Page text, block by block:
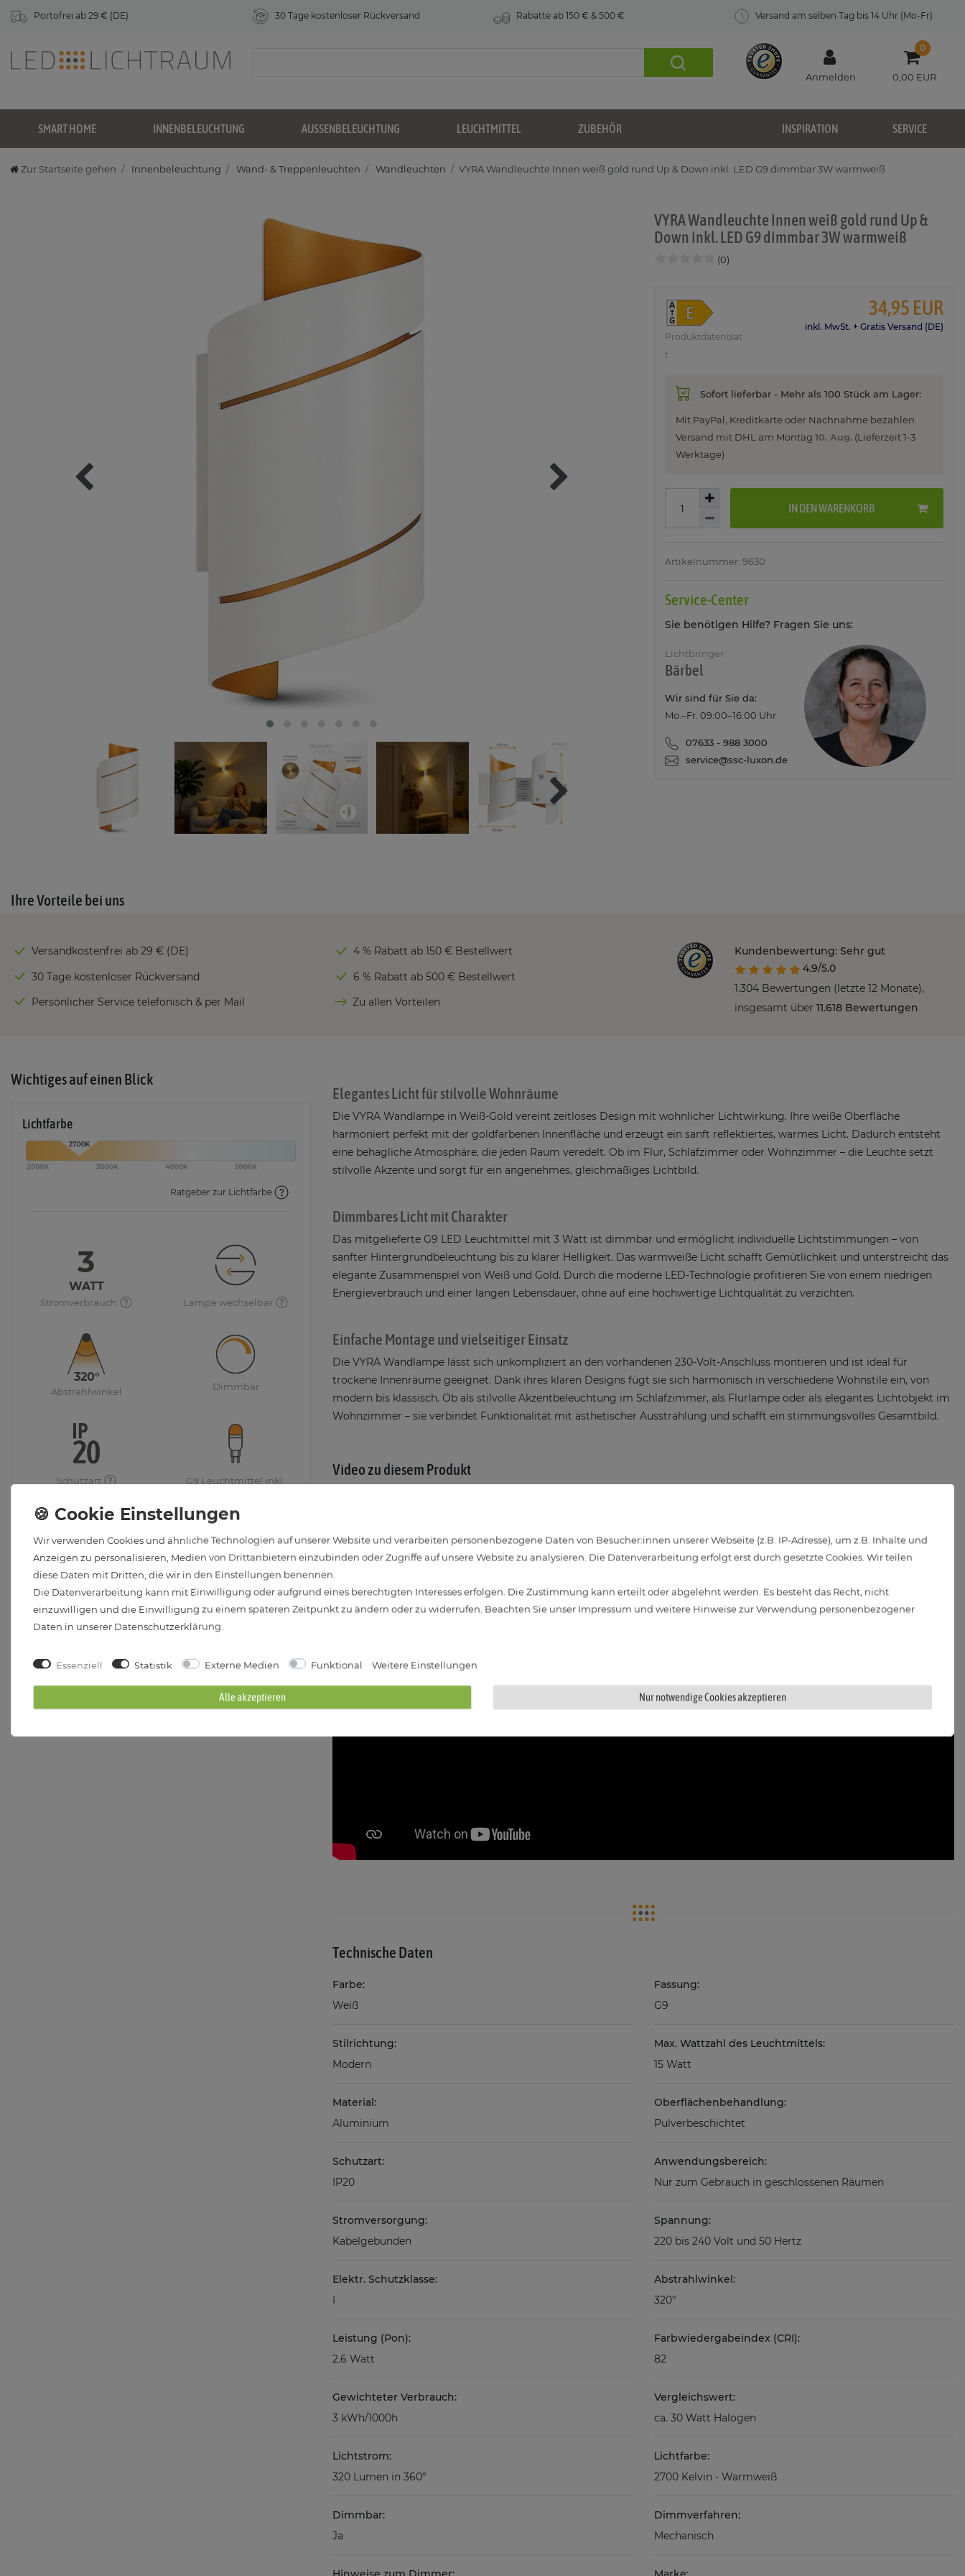
Portofrei ab 29 € (DE) 30 Tage kostenloser Rückversand Rabatte ab 150 € & 500 € Versand am selben Tag bis 14 Uhr (Mo-Fr)
Anmelden
0
0,00 EUR
SMART HOME INNENBELEUCHTUNG AUSSENBELEUCHTUNG LEUCHTMITTEL ZUBEHÖR SERVICE
INSPIRATION
Zur Startseite gehen Innenbeleuchtung Wand- & Treppenleuchten Wandleuchten VYRA Wandleuchte Innen weiß gold rund Up & Down inkl. LED G9 dimmbar 3W warmweiß
VYRA Wandleuchte Innen weiß gold rund Up &
Down inkl. LED G9 dimmbar 3W warmweiß
(0)
Produktdatenblat
t
34,95 EUR
inkl. MwSt. + Gratis Versand (DE)
Sofort lieferbar - Mehr als 100 Stück am Lager:
Mit PayPal, Kreditkarte oder Nachnahme bezahlen.
Versand mit DHL am Montag 10. Aug. (Lieferzeit 1-3
Werktage)
IN DEN WARENKORB
Artikelnummer: 9630
Service-Center
Sie benötigen Hilfe? Fragen Sie uns:
Lichtbringer
Bärbel
Wir sind für Sie da:
Mo.–Fr. 09:00–16:00 Uhr
07633 - 988 3000
service@ssc-luxon.de
Ihre Vorteile bei uns
Versandkostenfrei ab 29 € (DE)
30 Tage kostenloser Rückversand
Persönlicher Service telefonisch & per Mail
4 % Rabatt ab 150 € Bestellwert
6 % Rabatt ab 500 € Bestellwert
Zu allen Vorteilen
Kundenbewertung: Sehr gut
4.9/5.0
1.304 Bewertungen (letzte 12 Monate),
insgesamt über 11.618 Bewertungen
Wichtiges auf einen Blick
Lichtfarbe
Ratgeber zur Lichtfarbe
3
WATT
Stromverbrauch Lampe wechselbar
320°
Abstrahlwinkel Dimmbar
Schutzart G9 Leuchtmittel inkl.
Elegantes Licht für stilvolle Wohnräume
Die VYRA Wandlampe in Weiß-Gold vereint zeitloses Design mit wohnlicher Lichtwirkung. Ihre weiße Oberfläche
harmoniert perfekt mit der goldfarbenen Innenfläche und erzeugt ein sanft reflektiertes, warmes Licht. Dadurch entsteht
eine behagliche Atmosphäre, die jeden Raum veredelt. Ob im Flur, Schlafzimmer oder Wohnzimmer – die Leuchte setzt
stilvolle Akzente und sorgt für ein angenehmes, gleichmäßiges Lichtbild.
Dimmbares Licht mit Charakter
Das mitgelieferte G9 LED Leuchtmittel mit 3 Watt ist dimmbar und ermöglicht individuelle Lichtstimmungen – von
sanfter Hintergrundbeleuchtung bis zu klarer Helligkeit. Das warmweiße Licht schafft Gemütlichkeit und unterstreicht das
elegante Zusammenspiel von Weiß und Gold. Durch die moderne LED-Technologie profitieren Sie von einem niedrigen
Energieverbrauch und einer langen Lebensdauer, ohne auf eine hochwertige Lichtqualität zu verzichten.
Einfache Montage und vielseitiger Einsatz
Die VYRA Wandlampe lässt sich unkompliziert an den vorhandenen 230-Volt-Anschluss montieren und ist ideal für
trockene Innenräume geeignet. Dank ihres klaren Designs fügt sie sich harmonisch in verschiedene Wohnstile ein, von
modern bis klassisch. Ob als stilvolle Akzentbeleuchtung im Schlafzimmer, als Flurlampe oder als elegantes Lichtobjekt im
Wohnzimmer – sie verbindet Funktionalität mit ästhetischer Ausstrahlung und schafft ein stimmungsvolles Gesamtbild.
Video zu diesem Produkt
Technische Daten
Farbe:
Weiß
Fassung:
G9
Stilrichtung:
Modern
Max. Wattzahl des Leuchtmittels:
15 Watt
Material:
Aluminium
Oberflächenbehandlung:
Pulverbeschichtet
Schutzart:
IP20
Anwendungsbereich:
Nur zum Gebrauch in geschlossenen Räumen
Stromversorgung:
Kabelgebunden
Spannung:
220 bis 240 Volt und 50 Hertz
Elektr. Schutzklasse:
I
Abstrahlwinkel:
320°
Leistung (Pon):
2.6 Watt
Farbwiedergabeindex (CRI):
82
Gewichteter Verbrauch:
3 kWh/1000h
Vergleichswert:
ca. 30 Watt Halogen
Lichtstrom:
320 Lumen in 360°
Lichtfarbe:
2700 Kelvin - Warmweiß
Dimmbar:
Ja
Dimmverfahren:
Mechanisch
Wir verwenden Cookies und ähnliche Technologien auf unserer Website und verarbeiten personenbezogene Daten von Besucher:innen unserer Webseite (z.B. IP-Adresse), um z.B. Inhalte und
Anzeigen zu personalisieren, Medien von Drittanbietern einzubinden oder Zugriffe auf unsere Website zu analysieren. Die Datenverarbeitung erfolgt erst durch gesetzte Cookies. Wir teilen
diese Daten mit Dritten, die wir in den Einstellungen benennen.
Die Datenverarbeitung kann mit Einwilligung oder aufgrund eines berechtigten Interesses erfolgen. Die Zustimmung kann erteilt oder abgelehnt werden. Es besteht das Recht, nicht
einzuwilligen und die Einwilligung zu einem späteren Zeitpunkt zu ändern oder zu widerrufen. Beachten Sie unser Impressum und weitere Hinweise zur Verwendung personenbezogener
Daten in unserer Daten­schutz­erklärung
Essenziell Statistik Externe Medien Funktional Weitere Einstellungen
Alle akzeptieren Nur notwendige Cookies akzeptieren